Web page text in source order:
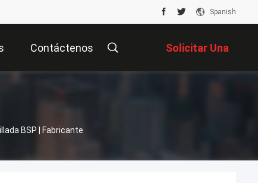
Spanish
Contáctenos Solicitar Una
Cotización
BSP | Fabricante